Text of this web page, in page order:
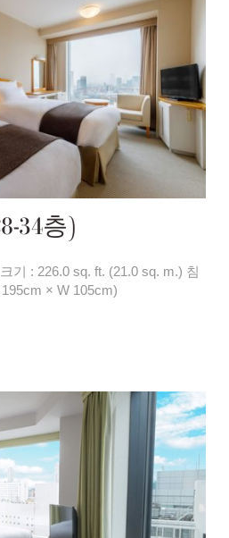
34층)
기 : 226.0 sq. ft. (21.0 sq. m.) 침
195cm × W 105cm)